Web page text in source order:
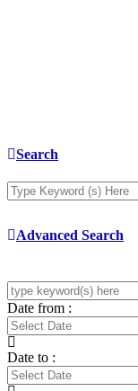
Search
Advanced Search
Date from :
Date to :